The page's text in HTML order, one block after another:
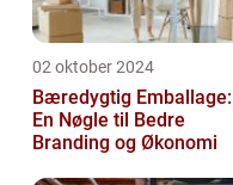
02 oktober 2024
Bæredygtig Emballage:
En Nøgle til Bedre
Branding og Økonomi